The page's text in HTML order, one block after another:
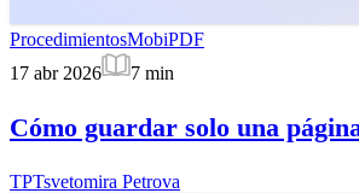
ProcedimientosMobiPDF
17 abr 2026
7 min
Cómo guardar solo una
TPTsvetomira Petrova